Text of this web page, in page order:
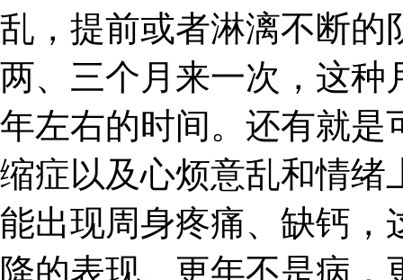
乱，提前或者淋漓不断的
两、三个月来一次，这种
年左右的时间。还有就是
缩症以及心烦意乱和情绪
能出现周身疼痛、缺钙，
降的表现。更年不是病